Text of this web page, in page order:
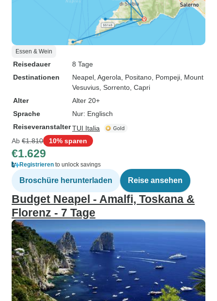
Essen & Wein
Reisedauer
8 Tage
Destinationen
Neapel , Agerola , Positano , Pompeji , Mount
Vesuvius , Sorrento , Capri
Alter
Alter 20+
Sprache
Nur: Englisch
ReiseveranstalterTUI Italia
Ab €1.810 10% sparen
€1.629
Registrieren to unlock savings
Broschüre herunterladen Reise ansehen
Budget Neapel - Amalfi, Toskana &
Florenz - 7 Tage